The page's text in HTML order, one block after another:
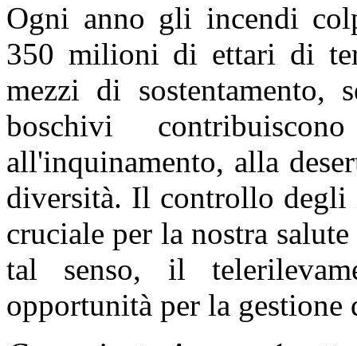
Ogni anno gli incendi
350 milioni di ettari di
mezzi di sostentamento,
boschivi
all'inquinamento, alla
diversità. Il controllo
cruciale per la nostra
tal senso, il
opportunità per la gestione